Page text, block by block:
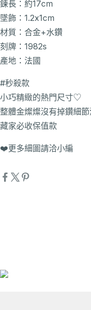
鍊長：約17cm
墜飾：1.2x1cm
材質：合金+水鑽
刻牌：1982s
產地：法國
#秒殺款
小巧精緻的熱門尺寸♡
整體金燦燦沒有掉鑽細
藏家必收保值款
❤️更多細圖請洽小編